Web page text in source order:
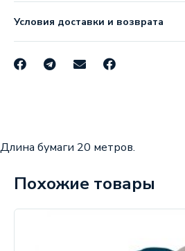
Условия доставки и возврата
Длина бумаги 20 метров.
Похожие товары